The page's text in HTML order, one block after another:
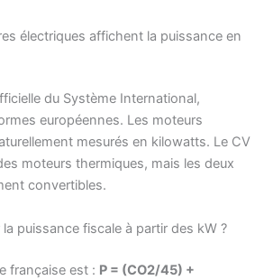
électriques affichent la puissance en
du Système International,
européennes. Les moteurs
mesurés en kilowatts. Le CV
moteurs thermiques, mais les deux
convertibles.
puissance fiscale à partir des kW ?
française est : P = (CO2/45) +